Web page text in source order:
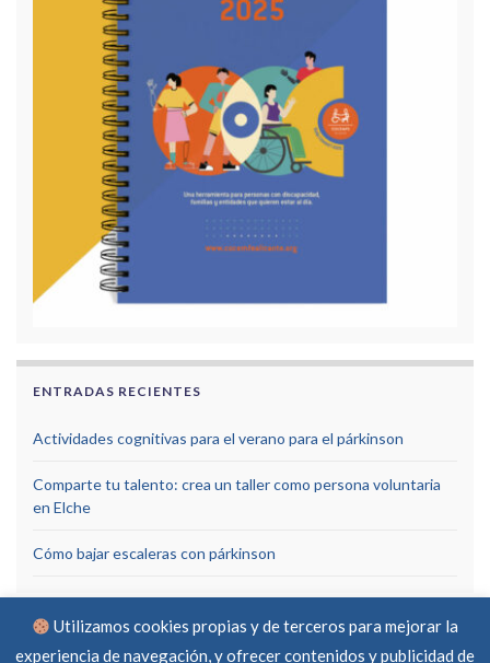
ENTRADAS RECIENTES
Actividades cognitivas para el verano para el párkinson
Comparte tu talento: crea un taller como persona voluntaria
en Elche
Cómo bajar escaleras con párkinson
Utilizamos cookies propias y de terceros para mejorar la
experiencia de navegación, y ofrecer contenidos y publicidad de